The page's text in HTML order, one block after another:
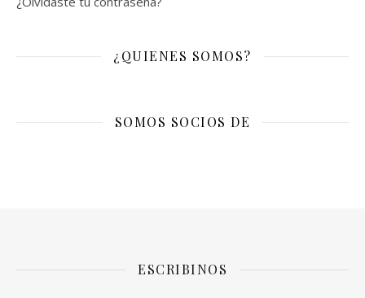
¿QUIENES SOMOS?
SOMOS SOCIOS DE
ESCRIBINOS